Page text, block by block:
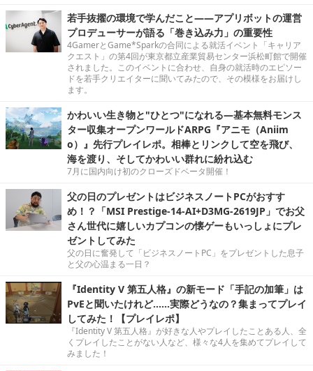
若手抜擢の環境で学んだこと――アプリボットの運営
プロデューサーが語る「巻き込み力」の重要性
4GamerとGame*Sparkの合同による就活イベント「キャリア
クエスト」の第4回が東京都立産業貿易センター浜松町館で開催
されました。このイベントに合わせ、自身の就活時のエピソー
ドを若手クリエイターに聞いてみたので、その模様をお届けし
ます。
かわいい生き物と"ひとつ"になれる―基本無料モンス
ター収集オープンワールドARPG『アニモ（Aniim
o）』先行プレイレポ。相棒とリンクして空を飛び、
海を渡り、そしてかわいい群れに紛れ込む
7月に国内向け初のクローズドベータ開催！
父の日のプレゼントはビジネスノートPCがおすす
め！？「MSI Prestige-14-AI+D3MG-2619JP」でお父
さん世代に嬉しいカプコンの懐ゲーもいっしょにプレ
ゼントしてみた
父の日に奮発して「ビジネスノートPC」をプレゼントした息子
と父の心温まる一日？
『Identity V 第五人格』の新モード「手記の加筆」は
PvEと聞いたけれど……実際どうなの？集まってプレイ
してみた！【プレイレポ】
『Identity V 第五人格』が好きな人やプレイしたことある人、全
くプレイしたことがない人など、様々な4人を集めてプレイして
みました！